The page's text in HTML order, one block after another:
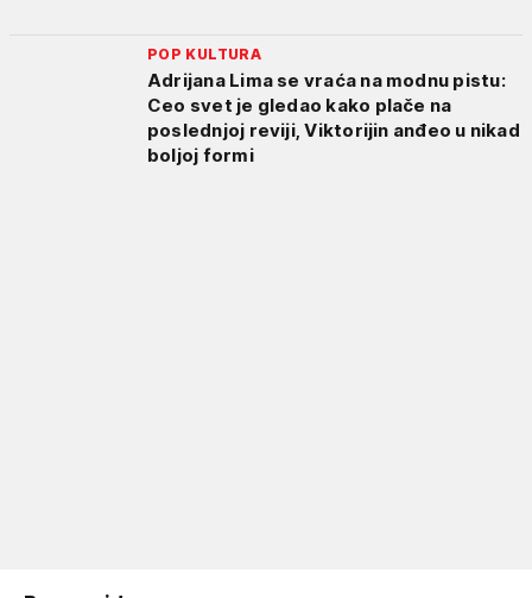
POP KULTURA
Adrijana Lima se vraća na modnu pistu:
Ceo svet je gledao kako plače na
poslednjoj reviji, Viktorijin anđeo u nikad
boljoj formi